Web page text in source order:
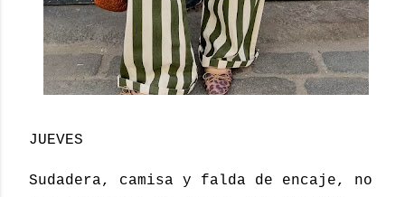
JUEVES
Sudadera, camisa y falda de encaje, no